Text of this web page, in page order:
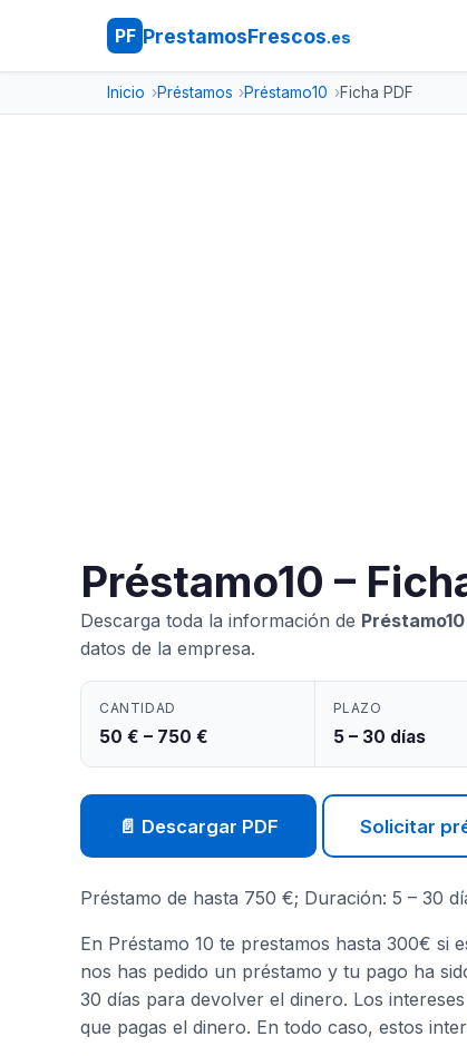
PF PrestamosFrescos.es
Inicio Préstamos Préstamo10 Ficha PDF
Préstamo10 –
Descarga toda la información de Préstamo10
datos de la empresa.
CANTIDAD
50 € – 750 €
PLAZO
5 – 30 días
📄 Descargar PDF Solicitar
Préstamo de hasta 750 €; Duración: 5 – 30
En Préstamo 10 te prestamos hasta 300€ si
nos has pedido un préstamo y tu pago ha
30 días para devolver el dinero. Los
que pagas el dinero. En todo caso, estos